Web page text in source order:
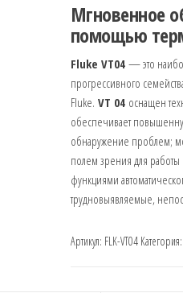
Мгновенное
помощью
Fluke VT04— это
прогрессивного
Fluke. VT 04оснащен
обеспечивает
обнаружение проблем;
полем зрения для работы
функциями
трудновыявляемые,
Артикул: FLK-VT04 Категория: